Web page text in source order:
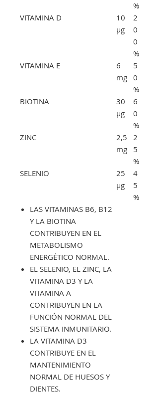
%
VITAMINA D
10
μg
2
0
0
%
VITAMINA E
6
mg
5
0
%
BIOTINA
30
μg
6
0
%
ZINC
2,5
mg
2
5
%
SELENIO
25
μg
4
5
%
LAS VITAMINAS B6, B12
Y LA BIOTINA
CONTRIBUYEN EN EL
METABOLISMO
ENERGÉTICO NORMAL.
EL SELENIO, EL ZINC, LA
VITAMINA D3 Y LA
VITAMINA A
CONTRIBUYEN EN LA
FUNCIÓN NORMAL DEL
SISTEMA INMUNITARIO.
LA VITAMINA D3
CONTRIBUYE EN EL
MANTENIMIENTO
NORMAL DE HUESOS Y
DIENTES.